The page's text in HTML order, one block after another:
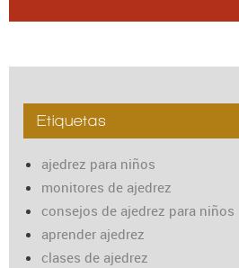
Etiquetas
ajedrez para niños
monitores de ajedrez
consejos de ajedrez para niños
aprender ajedrez
clases de ajedrez